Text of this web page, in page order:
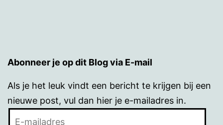
Abonneer je op dit Blog via E-mail
Als je het leuk vindt een bericht te krijgen bij een
nieuwe post, vul dan hier je e-mailadres in.